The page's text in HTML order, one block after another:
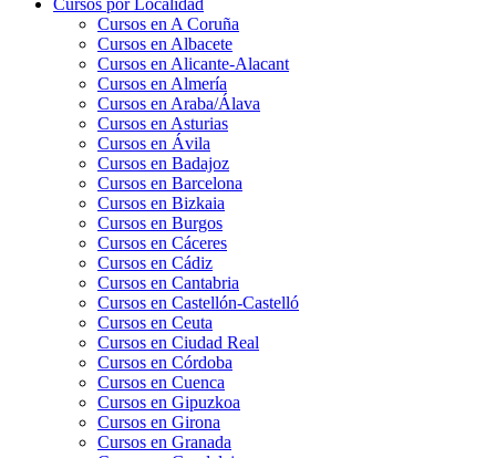
Cursos por Localidad
Cursos en A Coruña
Cursos en Albacete
Cursos en Alicante-Alacant
Cursos en Almería
Cursos en Araba/Álava
Cursos en Asturias
Cursos en Ávila
Cursos en Badajoz
Cursos en Barcelona
Cursos en Bizkaia
Cursos en Burgos
Cursos en Cáceres
Cursos en Cádiz
Cursos en Cantabria
Cursos en Castellón-Castelló
Cursos en Ceuta
Cursos en Ciudad Real
Cursos en Córdoba
Cursos en Cuenca
Cursos en Gipuzkoa
Cursos en Girona
Cursos en Granada